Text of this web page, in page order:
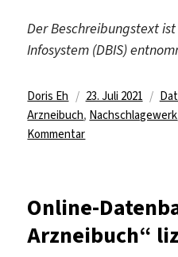
Der Beschreibungstext
Infosystem (DBIS)
Autor
Doris Eh
Veröffentlicht
am
23. Juli 2021
Arzneibuch, Nachschlagewerk
Kommentarzu
Arzneimittel-
Codex
–
Online-
Arzneibuch“